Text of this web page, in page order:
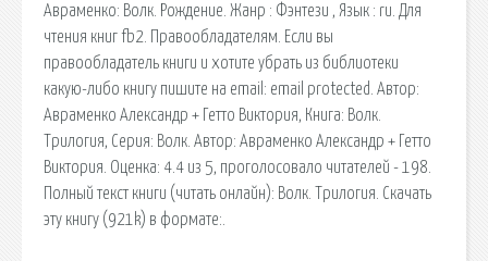
Авраменко: Волк. Рождение. Жанр : Фэнтези , Язык : ru. Для
чтения книг fb2. Правообладателям. Если вы
правообладатель книги и хотите убрать из библиотеки
какую-либо книгу пишите на email: email protected. Автор:
Авраменко Александр + Гетто Виктория, Книга: Волк.
Трилогия, Серия: Волк. Автор: Авраменко Александр + Гетто
Виктория. Оценка: 4.4 из 5, проголосовало читателей - 198.
Полный текст книги (читать онлайн): Волк. Трилогия. Скачать
эту книгу (921k) в формате:.